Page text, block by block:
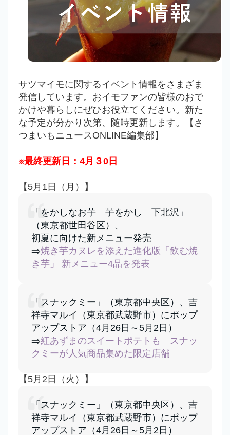
サツマイモに関するイベント情報をさまざま
発信しています。おイモファンの皆様のおで
かけや暮らしにぜひお役立てください。新た
な予定が分かり次第、随時更新します。【さ
つまいもニュースONLINE編集部】
※最終更新日：4月３0 日
【5月1日（月）】
「をかしなお芋 芋をかし 下北沢」
（東京都世田谷区）、
初夏に向けた新メニュー発売
⇒焼き芋カヌレを添えた進化版「飲む焼
き芋」 新メニュー4品を発表
「スナックミー」（東京都中央区）、吉
祥寺マルイ（東京都武蔵野市）にポップ
アップストア（4月26日～5月2日）
⇒紅あずまのスイートポテトも スナッ
クミーが人気商品集めた限定店舗
【5月2日（火）】
「スナックミー」（東京都中央区）、吉
祥寺マルイ（東京都武蔵野市）にポップ
アップストア（4月26日～5月2日）